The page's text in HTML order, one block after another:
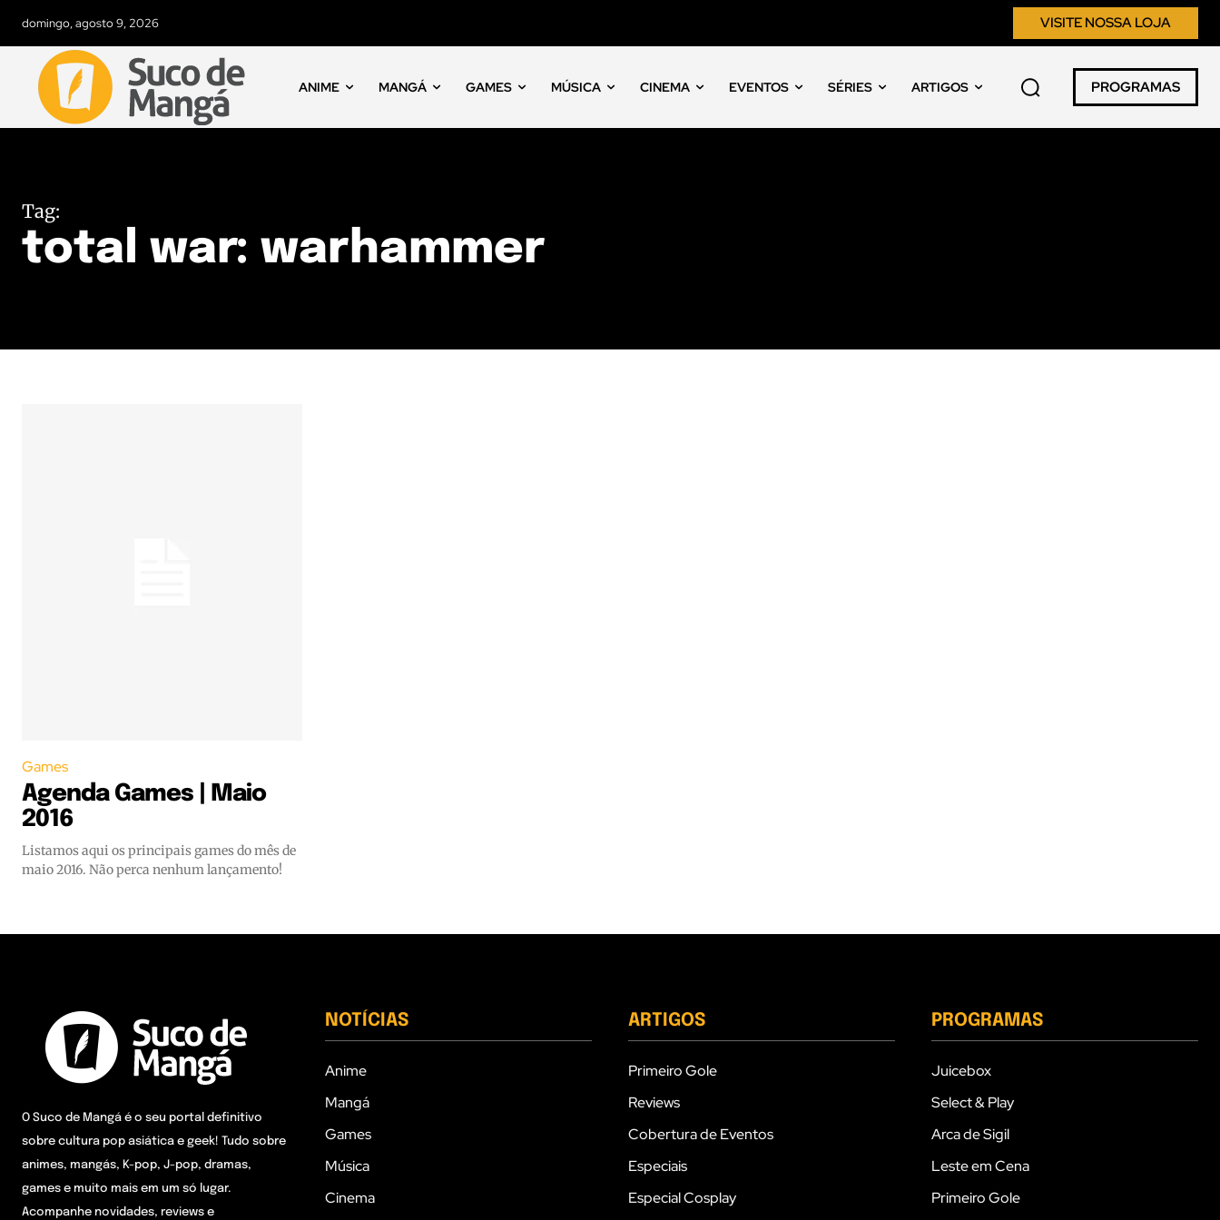
domingo, agosto 9, 2026 VISITE NOSSA LOJA
ANIME MANGÁ GAMES MÚSICA CINEMA EVENTOS SÉRIES ARTIGOS PROGRAMAS
Tag:
total war: warhammer
Games
Agenda Games | Maio
2016
Listamos aqui os principais games do mês de
maio 2016. Não perca nenhum lançamento!
O Suco de Mangá é o seu portal definitivo
sobre cultura pop asiática e geek! Tudo sobre
animes, mangás, K-pop, J-pop, dramas,
games e muito mais em um só lugar.
Acompanhe novidades, reviews e
NOTÍCIAS
Anime
Mangá
Games
Música
Cinema
ARTIGOS
Primeiro Gole
Reviews
Cobertura de Eventos
Especiais
Especial Cosplay
PROGRAMAS
Juicebox
Select & Play
Arca de Sigil
Leste em Cena
Primeiro Gole